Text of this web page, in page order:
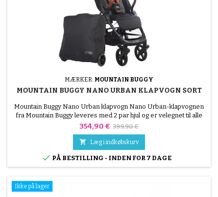
MÆRKER: MOUNTAIN BUGGY
MOUNTAIN BUGGY NANO URBAN KLAPVOGN SORT
Mountain Buggy Nano Urban klapvogn Nano Urban-klapvognen
fra Mountain Buggy leveres med 2 par hjul og er velegnet til alle
familier og alle lejligheder: store offroad-hjul til weekenden eller
højryggede sæde og kan nyde det omkringliggende landskab
eller lægge sig fladt ned for at få en lille...
Pris
354,90 € Normalpris
399,90 €
 Læg i indkøbskurv
 PÅ BESTILLING - INDEN FOR 7 DAGE
Ikke på lager